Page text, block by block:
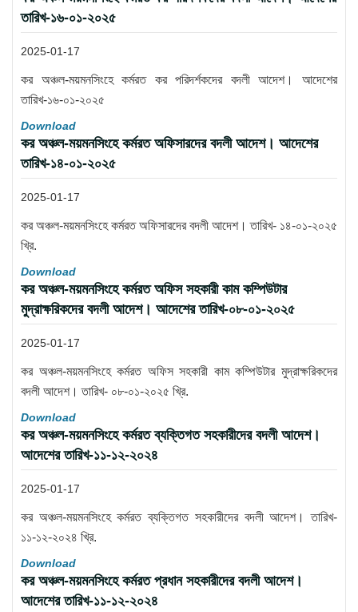
তারিখ-১৬-০১-২০২৫
2025-01-17
কর অঞ্চল-ময়মনসিংহে কর্মরত কর পরিদর্শকদের বদলী আদেশ। আদেশের
তারিখ-১৬-০১-২০২৫
Download
কর অঞ্চল-ময়মনসিংহে কর্মরত অফিসারদের বদলী আদেশ। আদেশের
তারিখ-১৪-০১-২০২৫
2025-01-17
কর অঞ্চল-ময়মনসিংহে কর্মরত অফিসারদের বদলী আদেশ। তারিখ- ১৪-০১-২০২৫
খ্রি.
Download
কর অঞ্চল-ময়মনসিংহে কর্মরত অফিস সহকারী কাম কম্পিউটার
মুদ্রাক্ষরিকদের বদলী আদেশ। আদেশের তারিখ-০৮-০১-২০২৫
2025-01-17
কর অঞ্চল-ময়মনসিংহে কর্মরত অফিস সহকারী কাম কম্পিউটার মুদ্রাক্ষরিকদের
বদলী আদেশ। তারিখ- ০৮-০১-২০২৫ খ্রি.
Download
কর অঞ্চল-ময়মনসিংহে কর্মরত ব্যক্তিগত সহকারীদের বদলী আদেশ।
আদেশের তারিখ-১১-১২-২০২৪
2025-01-17
কর অঞ্চল-ময়মনসিংহে কর্মরত ব্যক্তিগত সহকারীদের বদলী আদেশ। তারিখ-
১১-১২-২০২৪ খ্রি.
Download
কর অঞ্চল-ময়মনসিংহে কর্মরত প্রধান সহকারীদের বদলী আদেশ।
আদেশের তারিখ-১১-১২-২০২৪